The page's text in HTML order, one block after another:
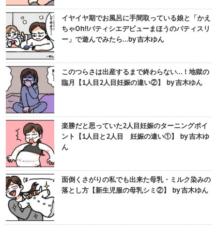
イヤイヤ期でお風呂に手間取っている娘と「かえ
ちゃOh!!パティシエデビューまほうのパティスリ
ー」で遊んでみたら…by 吉木ゆん
このつらさは出産するまで終わらない…！地獄の
臨月【1人目2人目妊娠の違い②】 by 吉木ゆん
楽勝だと思っていた2人目妊娠のターニングポイ
ント【1人目と2人目 妊娠の違い①】 by 吉木ゆ
ん
面倒くさがりの私でも出来た母乳・ミルク染みの
落とし方【新生児服の母乳シミ②】 by 吉木ゆん